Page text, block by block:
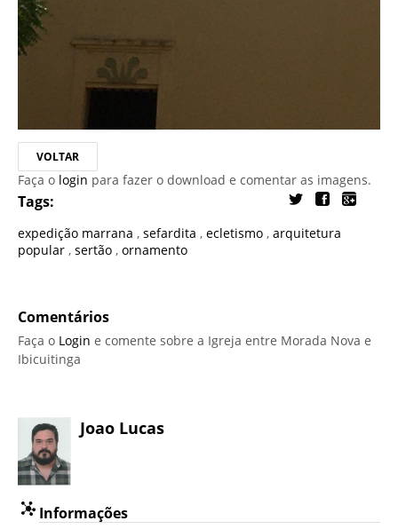
VOLTAR
Faça o login para fazer o download e comentar as imagens.
Tags:
expedição marrana , sefardita , ecletismo , arquitetura
popular , sertão , ornamento
Comentários
Faça o Login e comente sobre a Igreja entre Morada Nova e
Ibicuitinga
Joao Lucas
Informações